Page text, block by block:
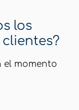
los
el momento